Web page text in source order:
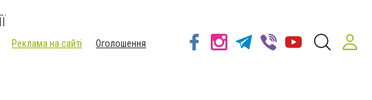
Реклама на сайті
Оголошення